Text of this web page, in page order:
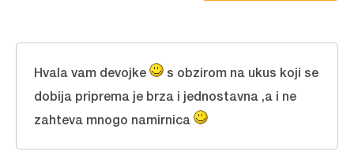
Hvala vam devojke
s obzirom na ukus koji se
dobija priprema je brza i jednostavna ,a i ne
zahteva mnogo namirnica